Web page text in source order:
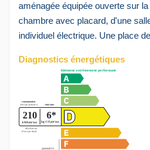
aménagée équipée ouverte sur
chambre avec placard, d'une
individuel électrique. Une place
Diagnostics énergétiques